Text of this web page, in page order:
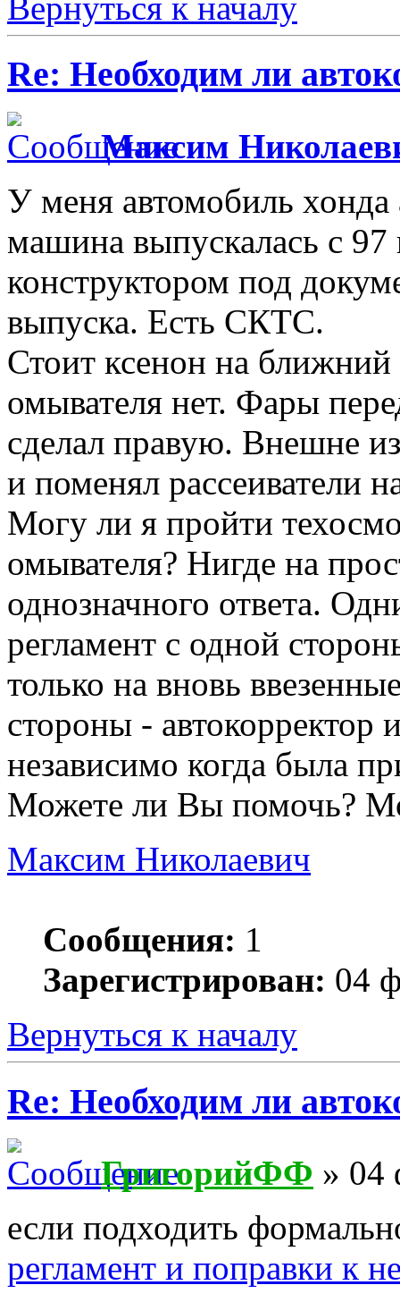
Re: Необходим ли
Максим
У меня автомобиль
машина выпускалась с 97
конструктором под
выпуска. Есть СКТС.
Стоит ксенон на ближний
омывателя нет. Фары
сделал правую. Внешне
и поменял рассеиватели
Могу ли я пройти
омывателя? Нигде на
однозначного ответа.
регламент с одной
только на вновь
стороны - автокорректор
независимо когда была
Можете ли Вы помочь?
Максим Николаевич
Сообщения: 1
Зарегистрирован: 04
Вернуться к началу
Re: Необходим ли
ГригорийФФ » 04
если подходить
регламент и поправки к